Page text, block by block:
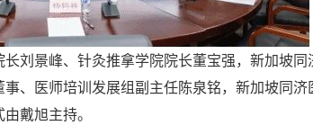
刘景峰、针灸推拿学院院长董宝强，新加坡同
、医师培训发展组副主任陈泉铭，新加坡同济
戴旭主持。